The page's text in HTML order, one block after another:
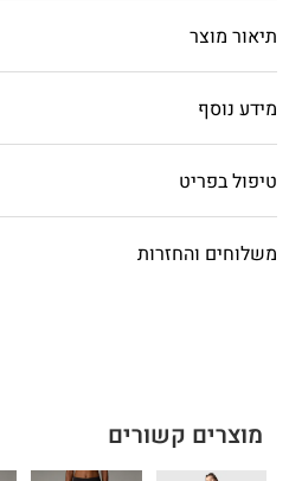
תיאור מוצר
מידע נוסף
טיפול בפריט
משלוחים והחזרות
מוצרים קשורים